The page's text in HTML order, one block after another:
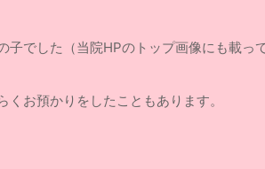
子でした（当院HPのトップ画像にも載っ
お預かりをしたこともあります。